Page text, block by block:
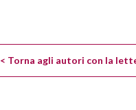
< Torna agli autori con la